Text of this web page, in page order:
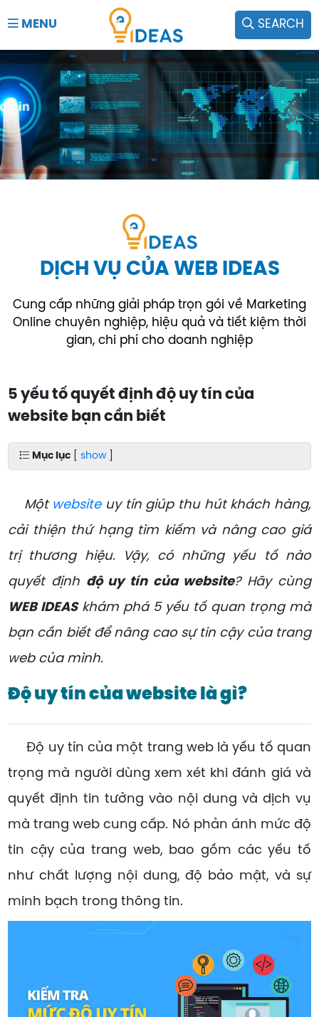
MENU SEARCH
DỊCH VỤ CỦA WEB IDEAS
Cung cấp những giải pháp trọn gói về Marketing
Online chuyên nghiệp, hiệu quả và tiết kiệm thời
gian, chi phí cho doanh nghiệp
5 yếu tố quyết định độ uy tín của
website bạn cần biết
Mục lục [show]
Một websiteuy tín giúp thu hút khách hàng,
cải thiện thứ hạng tìm kiếm và nâng cao giá
trị thương hiệu. Vậy, có những yếu tố nào
quyết định độ uy tín của website? Hãy cùng
WEB IDEASkhám phá 5 yếu tố quan trọng mà
bạn cần biết để nâng cao sự tin cậy của trang
web của mình.
Độ uy tín của website là gì?
Độ uy tín của một trang web là yếu tố quan
trọng mà người dùng xem xét khi đánh giá và
quyết định tin tưởng vào nội dung và dịch vụ
mà trang web cung cấp. Nó phản ánh mức độ
tin cậy của trang web, bao gồm các yếu tố
như chất lượng nội dung, độ bảo mật, và sự
minh bạch trong thông tin.